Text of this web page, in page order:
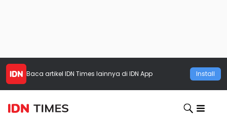
Baca artikel IDN Times lainnya di IDN App Install